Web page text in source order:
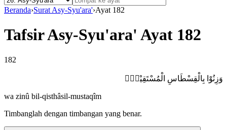
Beranda›Surat Asy-Syu'ara'›Ayat 182
Tafsir Asy-Syu'ara' Ayat 182
182
وَزِنُوْا بِالْقِسْطَاسِ الْمُسْتَقِيْمِۚ
wa zinû bil-qisthâsil-mustaqîm
Timbanglah dengan timbangan yang benar.